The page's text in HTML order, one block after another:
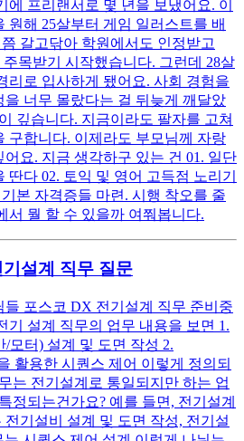
에 프리랜서로 몇 년을 보냈어요. 이
원해 25살부터 게임 일러스트를 배
갈고닦아 학원에서도 인정받고
주목받기 시작했습니다. 그런데 28살
리로 입사하게 됐어요. 사회 경험을
너무 몰랐다는 걸 뒤늦게 깨달았
깊습니다. 지금이라도 팔자를 고쳐
구합니다. 이제라도 부모님께 자랑
요. 지금 생각하구 있는 건 01. 일단
딴다 02. 토익 및 영어 고득점 노리기
본 자격증들 마련. 시행 착오를 줄
서 뭘 할 수 있을까 여쭤봅니다.
설계 직무 질문
들 포스코 DX 전기설계 직무 준비중
기 설계 직무의 업무 내용을 보면 1.
/모터) 설계 및 도면 작성 2.
활용한 시퀀스 제어 이렇게 정의되
는 전기설계로 통일되지만 하는 업
정되는건가요? 예를 들면, 전기설계
기설비 설계 및 도면 작성, 전기설